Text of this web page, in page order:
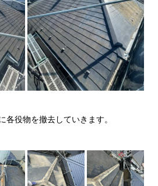
各役物を撤去していきます。